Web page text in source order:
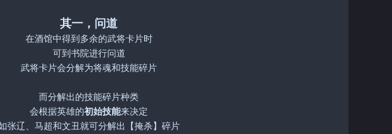
其一，问道
在酒馆中得到多余的武将卡片时
可到书院进行问道
武将卡片会分解为将魂和技能碎片
而分解出的技能碎片种类
会根据英雄的初始技能来决定
张辽、马超和文丑就可分解出【掩杀】碎片